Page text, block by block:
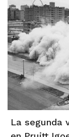
La segunda